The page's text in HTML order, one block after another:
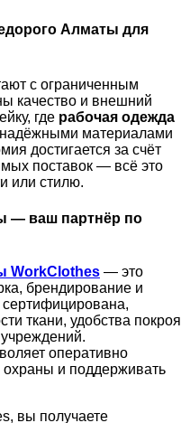
Алматы для
с ограниченным
качество и внешний
где рабочая одежда
надёжными материалами
достигается за счёт
поставок — всё это
или стилю.
— ваш партнёр по
WorkClothes — это
брендирование и
ткани, удобства покроя
оперативно
охраны и поддерживать
вы получаете